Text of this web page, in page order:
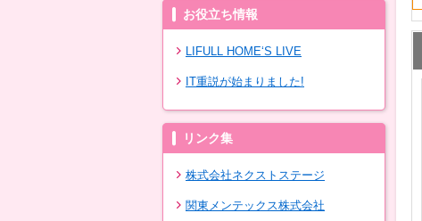
お役立ち情報
LIFULL HOME‘S LIVE
IT重説が始まりました!
リンク集
株式会社ネクストステージ
関東メンテックス株式会社